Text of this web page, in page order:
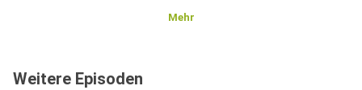
Mehr
Weitere Episoden